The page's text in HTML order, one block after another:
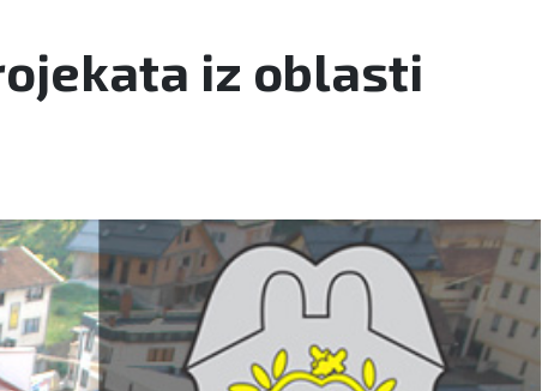
iz oblasti